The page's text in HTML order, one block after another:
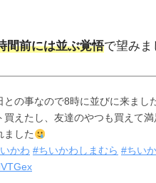
間前には並ぶ覚悟で望みま
の事なので8時に並びに来まし
買えたし、友達のやつも買えて
ました
かわ #ちいかわしまむら #ちい